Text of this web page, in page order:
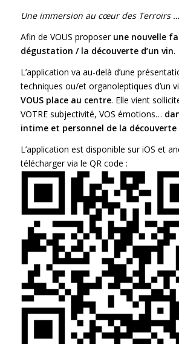
Une immersion au cœur des Terroirs …
Afin de VOUS proposer une nouvelle fa
dégustation / la découverte d’un vin.
L’application va au-delà d’une
techniques ou/et organoleptiques d’un
VOUS place au centre. Elle vient
VOTRE subjectivité, VOS émotions…
intime et personnel de la découverte
L’application est disponible sur iOS et
télécharger via le QR code :